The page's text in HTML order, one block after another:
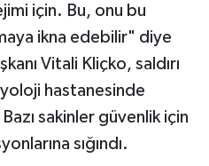
için. Bu, onu bu
ikna edebilir" diye
Vitali Kliçko, saldırı
hastanesinde
Bazı sakinler güvenlik için
sığındı.